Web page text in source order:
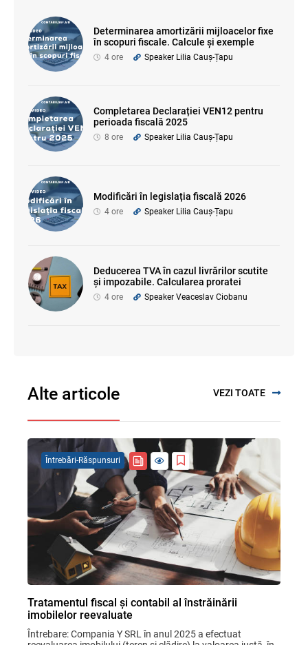
Determinarea amortizării mijloacelor fixe
în scopuri fiscale. Calcule și exemple
4 ore Speaker Lilia Cauș-Țapu
Completarea Declarației VEN12 pentru
perioada fiscală 2025
8 ore Speaker Lilia Cauș-Țapu
Modificări în legislația fiscală 2026
4 ore Speaker Lilia Cauș-Țapu
Deducerea TVA în cazul livrărilor scutite
și impozabile. Calcularea proratei
4 ore Speaker Veaceslav Ciobanu
Alte articole VEZI TOATE
Tratamentul fiscal și contabil al înstrăinării
imobilelor reevaluate
Întrebare: Compania Y SRL în anul 2025 a efectuat
Întrebări-Răspunsuri